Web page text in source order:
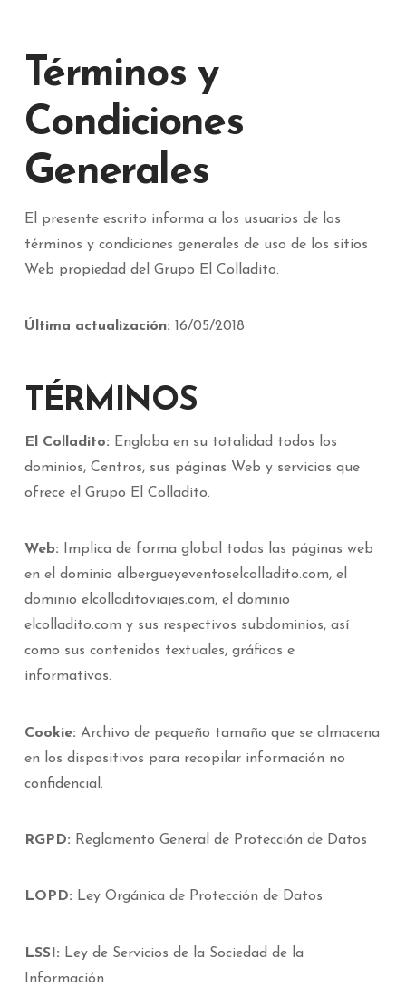
Términos y
Condiciones
Generales
El presente escrito informa a los usuarios de los
términos y condiciones generales de uso de los sitios
Web propiedad del Grupo El Colladito.
Última actualización: 16/05/2018
TÉRMINOS
El Colladito: Engloba en su totalidad todos los
dominios, Centros, sus páginas Web y servicios que
ofrece el Grupo El Colladito.
Web: Implica de forma global todas las páginas web
en el dominio albergueyeventoselcolladito.com, el
dominio elcolladitoviajes.com, el dominio
elcolladito.com y sus respectivos subdominios, así
como sus contenidos textuales, gráficos e
informativos.
Cookie: Archivo de pequeño tamaño que se almacena
en los dispositivos para recopilar información no
confidencial.
RGPD: Reglamento General de Protección de Datos
LOPD: Ley Orgánica de Protección de Datos
LSSI: Ley de Servicios de la Sociedad de la
Información